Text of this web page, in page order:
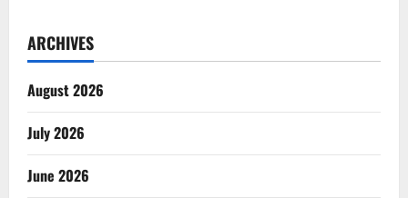
ARCHIVES
August 2026
July 2026
June 2026